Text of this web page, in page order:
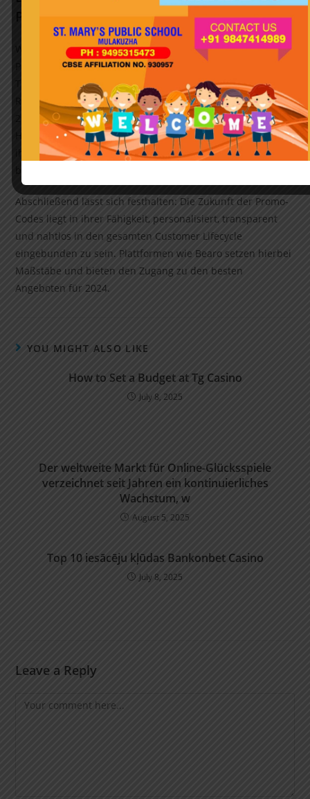
Plattformen wie Bearo
Wer im heutigen Marktumfeld effektiv Rabatte und
Promotionen steuern möchte, sollte Plattformen nutzen, die
Transparenz und Sicherheit gewährleisten. Dabei ist die
Relevanz von zuverlässigen Quellen wie Bearo Promo Code
2024 unverzichtbar. Diese Anbieter erleichtern es
Händlern, exklusive Angebote zu verteilen und gleichzeitig
ihren Kunden eine vertrauenswürdige Nutzererfahrung zu
Abschließend lässt sich festhalten: Die Zukunft der Promo-
Codes liegt in ihrer Fähigkeit, personalisiert, transparent
und nahtlos in den gesamten Customer Lifecycle
eingebunden zu sein. Plattformen wie Bearo setzen hierbei
Maßstäbe und bieten den Zugang zu den besten
Angeboten für 2024.
YOU MIGHT ALSO LIKE
How to Set a Budget at Tg Casino
July 8, 2025
Der weltweite Markt für Online-Glücksspiele
verzeichnet seit Jahren ein kontinuierliches
Wachstum, w
August 5, 2025
Top 10 iesācēju kļūdas Bankonbet Casino
July 8, 2025
Leave a Reply